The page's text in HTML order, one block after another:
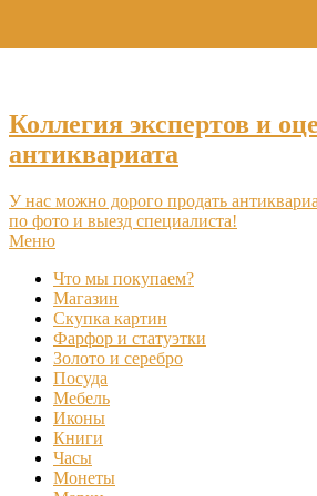
Коллегия экспертов и
антиквариата
У нас можно дорого продать
по фото и выезд специалиста!
Меню
Что мы покупаем?
Магазин
Скупка картин
Фарфор и статуэтки
Золото и серебро
Посуда
Мебель
Иконы
Книги
Часы
Монеты